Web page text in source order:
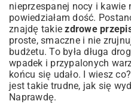
nieprzespanej nocy i kawie
powiedziałam dość.
znajdę takiezdrowe
proste, smaczne i nie
budżetu. To była długa
wpadek i przypalonych
końcu się udało. I wiesz
jest takie trudne, jak się
Naprawdę.